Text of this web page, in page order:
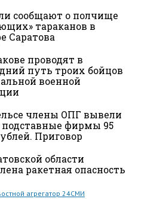
сообщают о полчище
тараканов в
Саратова
проводят в
путь троих бойцов
военной
члены ОПГ вывели
подставные фирмы 95
Приговор
области
ракетная опасность
агрегатор 24СМИ